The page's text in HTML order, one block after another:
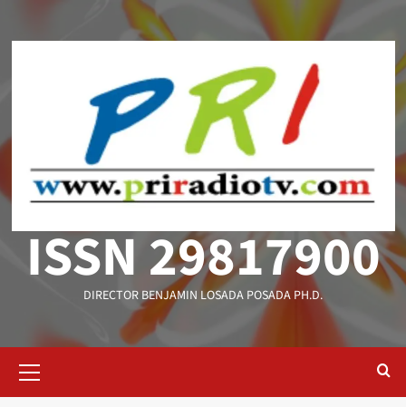
ISSN 29817900
DIRECTOR BENJAMIN LOSADA POSADA PH.D.
primario